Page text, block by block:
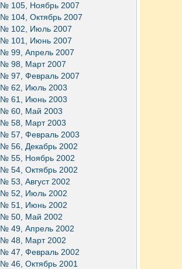
№ 105, Ноябрь 2007
№ 104, Октябрь 2007
№ 102, Июль 2007
№ 101, Июнь 2007
№ 99, Апрель 2007
№ 98, Март 2007
№ 97, Февраль 2007
№ 62, Июль 2003
№ 61, Июнь 2003
№ 60, Май 2003
№ 58, Март 2003
№ 57, Февраль 2003
№ 56, Декабрь 2002
№ 55, Ноябрь 2002
№ 54, Октябрь 2002
№ 53, Август 2002
№ 52, Июль 2002
№ 51, Июнь 2002
№ 50, Май 2002
№ 49, Апрель 2002
№ 48, Март 2002
№ 47, Февраль 2002
№ 46, Октябрь 2001